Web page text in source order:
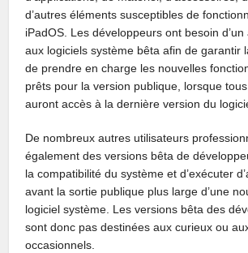
d’autres éléments susceptibles de
iPadOS. Les développeurs ont besoin
aux logiciels système bêta afin de garantir
de prendre en charge les nouvelles
prêts pour la version publique, lorsque
auront accès à la dernière version du
De nombreux autres utilisateurs
également des versions bêta de
la compatibilité du système et d’exécuter
avant la sortie publique plus large d’une
logiciel système. Les versions bêta des
sont donc pas destinées aux curieux ou
occasionnels.